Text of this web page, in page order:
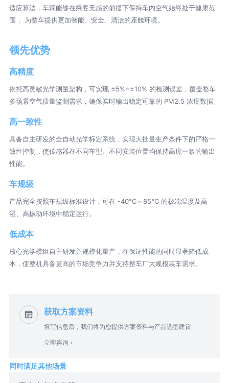
适应算法，车辆能够在乘客无感的前提下保持车内空气始终处于健康范
围， 为整车提供更加智能、安全、清洁的座舱环境。
领先优势
高精度
依托高灵敏光学测量架构，可实现 ±5%~±10% 的检测误差，覆盖整车
多场景空气质量监测需求，确保实时输出稳定可靠的 PM2.5 浓度数据。
高一致性
具备自主研发的全自动光学标定系统，实现大批量生产条件下的严格一
致性控制，使传感器在不同车型、不同安装位置均保持高度一致的输出
性能。
车规级
产品完全按照车规级标准设计，可在 -40°C～85°C 的极端温度及高
湿、高振动环境中稳定运行。
低成本
核心光学模组自主研发并规模化量产，在保证性能的同时显著降低成
本，使整机具备更高的市场竞争力并支持整车厂大规模装车需求。
获取方案资料
填写信息后，我们将为您提供方案资料与产品选型建议
立即咨询 ›
同时满足其他场景